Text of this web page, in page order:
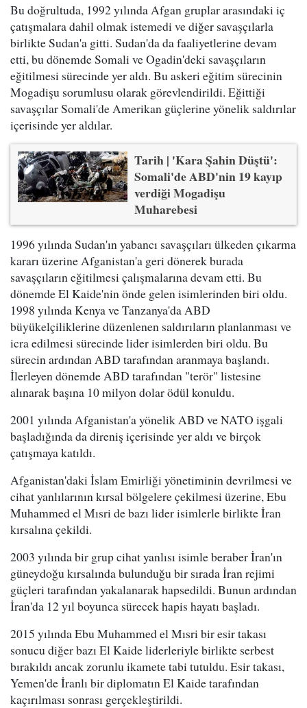
Bu doğrultuda, 1992 yılında Afgan gruplar arasındaki iç
çatışmalara dahil olmak istemedi ve diğer savaşçılarla
birlikte Sudan'a gitti. Sudan'da da faaliyetlerine devam
etti, bu dönemde Somali ve Ogadin'deki savaşçıların
eğitilmesi sürecinde yer aldı. Bu askeri eğitim sürecinin
Mogadişu sorumlusu olarak görevlendirildi. Eğittiği
savaşçılar Somali'de Amerikan güçlerine yönelik saldırılar
içerisinde yer aldılar.
Tarih | 'Kara Şahin Düştü':
Somali'de ABD'nin 19 kayıp
verdiği Mogadişu
Muharebesi
1996 yılında Sudan'ın yabancı savaşçıları ülkeden çıkarma
kararı üzerine Afganistan'a geri dönerek burada
savaşçıların eğitilmesi çalışmalarına devam etti. Bu
dönemde El Kaide'nin önde gelen isimlerinden biri oldu.
1998 yılında Kenya ve Tanzanya'da ABD
büyükelçiliklerine düzenlenen saldırıların planlanması ve
icra edilmesi sürecinde lider isimlerden biri oldu. Bu
sürecin ardından ABD tarafından aranmaya başlandı.
İlerleyen dönemde ABD tarafından "terör" listesine
alınarak başına 10 milyon dolar ödül konuldu.
2001 yılında Afganistan'a yönelik ABD ve NATO işgali
başladığında da direniş içerisinde yer aldı ve birçok
çatışmaya katıldı.
Afganistan'daki İslam Emirliği yönetiminin devrilmesi ve
cihat yanlılarının kırsal bölgelere çekilmesi üzerine, Ebu
Muhammed el Mısri de bazı lider isimlerle birlikte İran
kırsalına çekildi.
2003 yılında bir grup cihat yanlısı isimle beraber İran'ın
güneydoğu kırsalında bulunduğu bir sırada İran rejimi
güçleri tarafından yakalanarak hapsedildi. Bunun ardından
İran'da 12 yıl boyunca sürecek hapis hayatı başladı.
2015 yılında Ebu Muhammed el Mısri bir esir takası
sonucu diğer bazı El Kaide liderleriyle birlikte serbest
bırakıldı ancak zorunlu ikamete tabi tutuldu. Esir takası,
Yemen'de İranlı bir diplomatın El Kaide tarafından
kaçırılması sonrası gerçekleştirildi.